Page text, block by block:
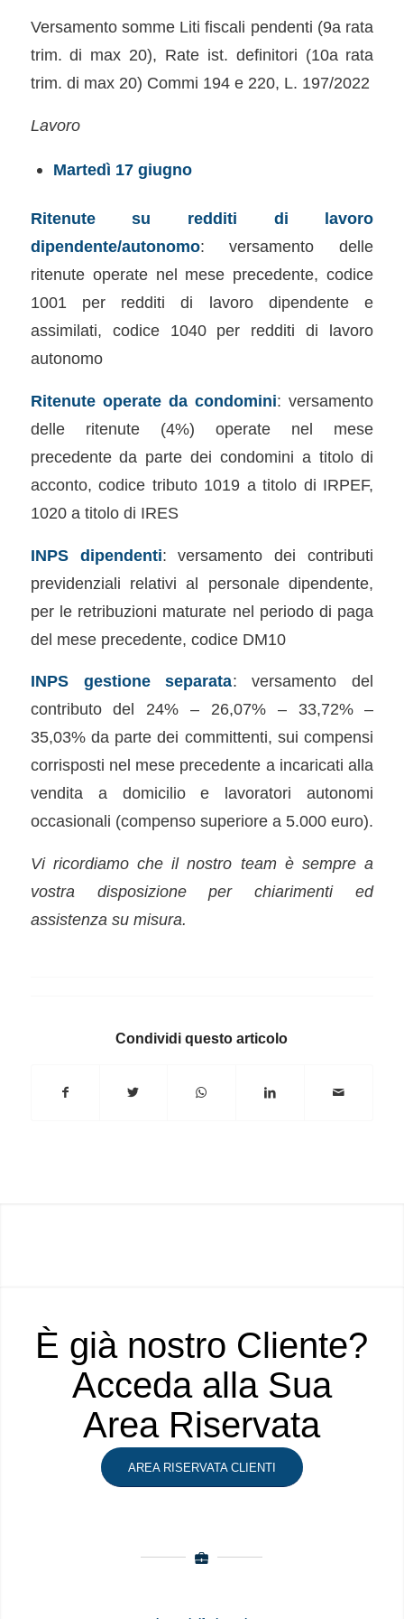
Versamento somme Liti fiscali pendenti (9a rata
trim. di max 20), Rate ist. definitori (10a rata
trim. di max 20) Commi 194 e 220, L. 197/2022
Lavoro
Martedì 17 giugno
Ritenute su redditi di lavoro
dipendente/autonomo: versamento delle
ritenute operate nel mese precedente, codice
1001 per redditi di lavoro dipendente e
assimilati, codice 1040 per redditi di lavoro
autonomo
Ritenute operate da condomini: versamento
delle ritenute (4%) operate nel mese
precedente da parte dei condomini a titolo di
acconto, codice tributo 1019 a titolo di IRPEF,
1020 a titolo di IRES
INPS dipendenti: versamento dei contributi
previdenziali relativi al personale dipendente,
per le retribuzioni maturate nel periodo di paga
del mese precedente, codice DM10
INPS gestione separata: versamento del
contributo del 24% – 26,07% – 33,72% –
35,03% da parte dei committenti, sui compensi
corrisposti nel mese precedente a incaricati alla
vendita a domicilio e lavoratori autonomi
occasionali (compenso superiore a 5.000 euro).
Vi ricordiamo che il nostro team è sempre a
vostra disposizione per chiarimenti ed
assistenza su misura.
Condividi questo articolo
È già nostro Cliente?
Acceda alla Sua
Area Riservata
AREA RISERVATA CLIENTI